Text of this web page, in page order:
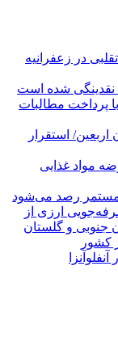
در زعفرانیه
پرداخت مطالبات
اربعین/ استقرار
مواد غذایی
رصد می‌شود
ارزی از
جنوبی و گلستان